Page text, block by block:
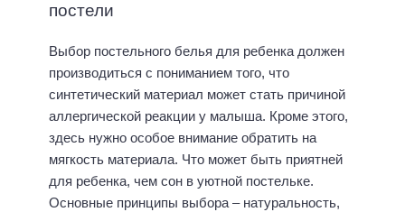
постели
Выбор постельного белья для ребенка должен
производиться с пониманием того, что
синтетический материал может стать причиной
аллергической реакции у малыша. Кроме этого,
здесь нужно особое внимание обратить на
мягкость материала. Что может быть приятней
для ребенка, чем сон в уютной постельке.
Основные принципы выбора – натуральность,